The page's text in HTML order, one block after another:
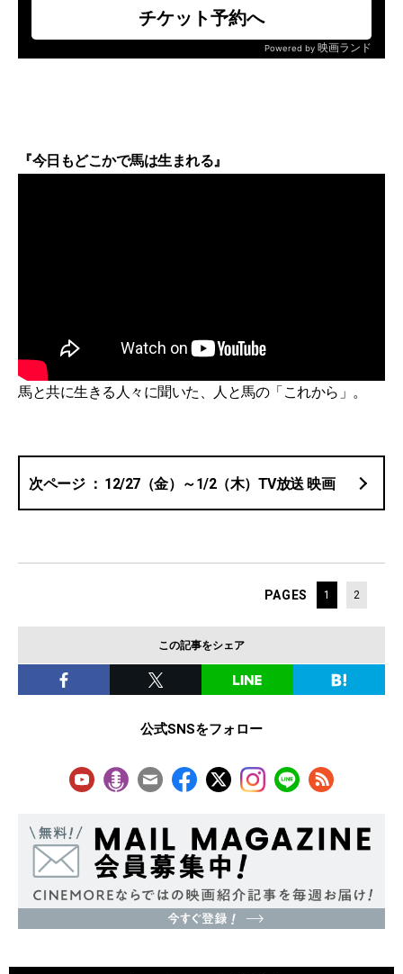
『今日もどこかで馬は生まれる』
馬と共に生きる人々に聞いた、人と馬の「これから」。
12/27（金）～1/2（木）TV放送 映画
PAGES 1 2
この記事をシェア
公式SNSをフォロー